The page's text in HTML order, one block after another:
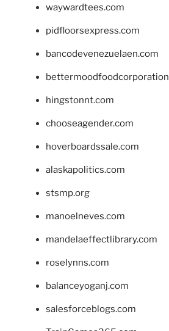
waywardtees.com
pidfloorsexpress.com
bancodevenezuelaen.com
hingstonnt.com
chooseagender.com
hoverboardssale.com
alaskapolitics.com
stsmp.org
manoelneves.com
mandelaeffectlibrary.com
roselynns.com
balanceyoganj.com
salesforceblogs.com